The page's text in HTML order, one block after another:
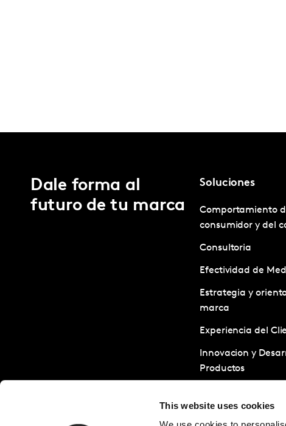
This website uses cookies
Dale forma al
futuro de tu marca
Soluciones
Comportamiento
consumidor y del
Consultoria
Efectividad de
Estrategia y
marca
Experiencia del
Innovacion y
Productos